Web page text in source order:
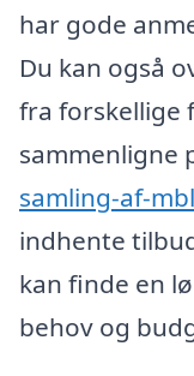
har gode
Du kan også
fra forskellige
sammenligne
samling-af-
indhente
kan finde en
behov og